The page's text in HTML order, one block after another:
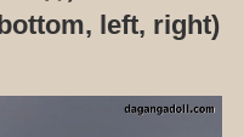
left, right)